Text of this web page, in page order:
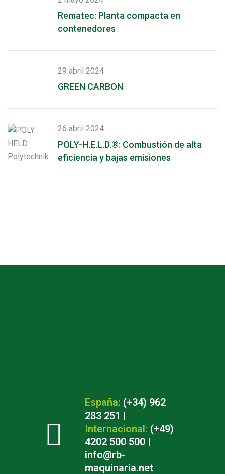
Rematec: Planta compacta en
contenedores
29 abril 2024
GREEN CARBON
26 abril 2024
POLY-H.E.L.D.®: Combustión de alta
eficiencia y bajas emisiones
España: (+34) 962
283 251 |
Internacional: (+49)
4202 500 500 |
info@rb-
maquinaria.net